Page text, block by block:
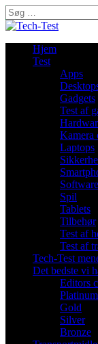
Søg
efter:
Hjem
Test
Apps
Gadgets
Test af
Kamera
Laptops
Software
Spil
Tablets
Tilbehør
Test af
Test af
Tech-Test
Det bedste vi
Editors
Platinum
Gold
Silver
Bronze